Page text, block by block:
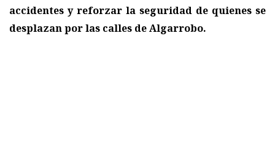
accidentes y reforzar la seguridad de quienes se
desplazan por las calles de Algarrobo.